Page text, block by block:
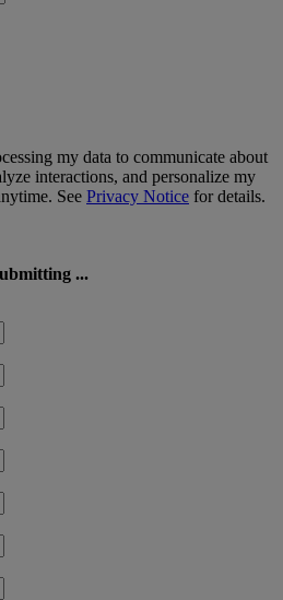
my data to communicate about
interactions, and personalize my
See Privacy Notice for details.
...